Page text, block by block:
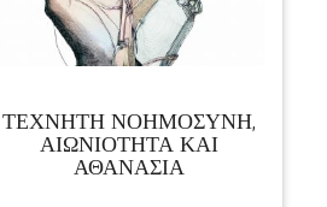
ΤΕΧΝΗΤΗ ΝΟΗΜΟΣΥΝΗ,
ΑΙΩΝΙΟΤΗΤΑ ΚΑΙ
ΑΘΑΝΑΣΙΑ